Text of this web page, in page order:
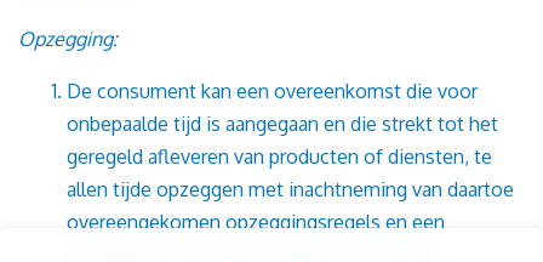
Opzegging:
De consument kan een overeenkomst die voor
onbepaalde tijd is aangegaan en die strekt tot het
geregeld afleveren van producten of diensten, te
allen tijde opzeggen met inachtneming van daartoe
overeengekomen opzeggingsregels en een